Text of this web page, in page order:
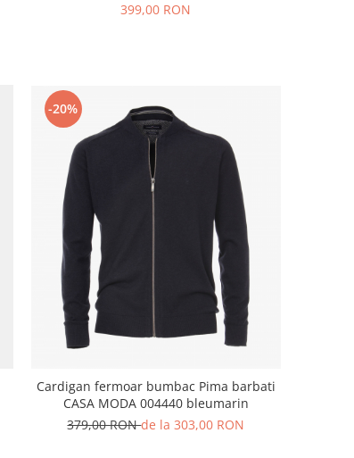
399,00 RON
-20%
Cardigan fermoar bumbac Pima barbati
CASA MODA 004440 bleumarin
379,00 RONde la 303,00 RON